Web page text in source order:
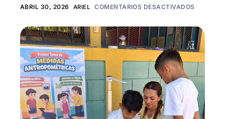
ABRIL 30, 2026 ARIEL COMENTARIOS DESACTIVADOS